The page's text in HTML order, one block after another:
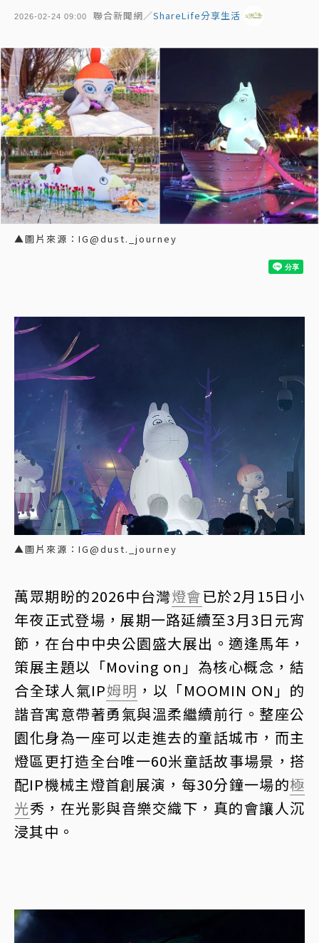
2026-02-24 09:00 聯合新聞網／ShareLife分享生活
▲圖片來源：IG@dust._journey
▲圖片來源：IG@dust._journey
萬眾期盼的2026中台灣燈會已於2月15日小
年夜正式登場，展期一路延續至3月3日元宵
節，在台中中央公園盛大展出。適逢馬年，
策展主題以「Moving on」為核心概念，結
合全球人氣IP姆明 ，以「MOOMIN ON」的
諧音寓意帶著勇氣與溫柔繼續前行。整座公
園化身為一座可以走進去的童話城市，而主
燈區更打造全台唯一60米童話故事場景，搭
配IP機械主燈首創展演，每30分鐘一場的極
光秀，在光影與音樂交織下，真的會讓人沉
浸其中。